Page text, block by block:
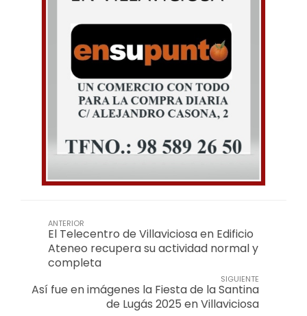
ANTERIOR
El Telecentro de Villaviciosa en Edificio
Ateneo recupera su actividad normal y
completa
SIGUIENTE
Así fue en imágenes la Fiesta de la Santina
de Lugás 2025 en Villaviciosa